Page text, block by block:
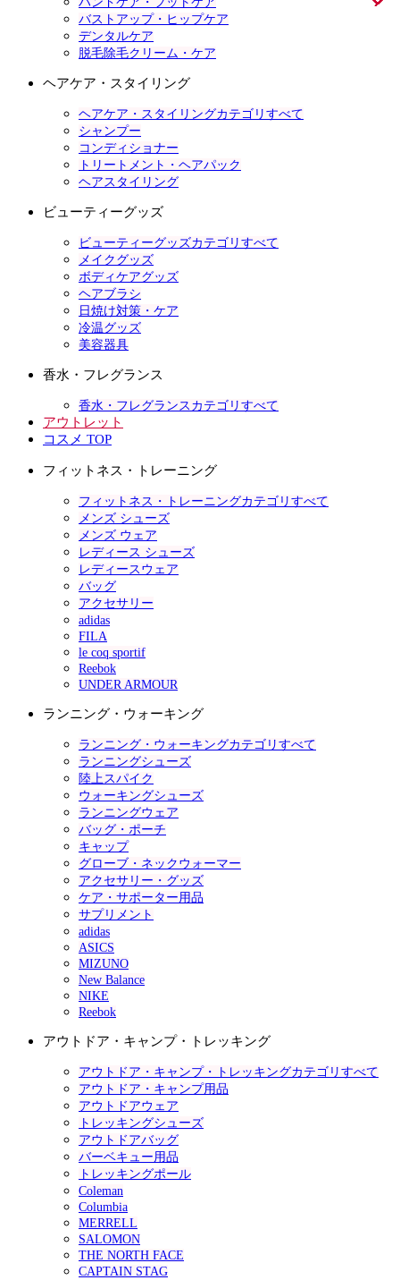
バストアップ・ヒップケア
デンタルケア
脱毛除毛クリーム・ケア
ヘアケア・スタイリング
ヘアケア・スタイリングカテゴリすべて
シャンプー
コンディショナー
トリートメント・ヘアパック
ヘアスタイリング
ビューティーグッズ
ビューティーグッズカテゴリすべて
メイクグッズ
ボディケアグッズ
ヘアブラシ
日焼け対策・ケア
冷温グッズ
美容器具
香水・フレグランス
香水・フレグランスカテゴリすべて
アウトレット
コスメ TOP
フィットネス・トレーニング
フィットネス・トレーニングカテゴリすべて
メンズ シューズ
メンズ ウェア
レディース シューズ
レディースウェア
バッグ
アクセサリー
adidas
FILA
le coq sportif
Reebok
UNDER ARMOUR
ランニング・ウォーキング
ランニング・ウォーキングカテゴリすべて
ランニングシューズ
陸上スパイク
ウォーキングシューズ
ランニングウェア
バッグ・ポーチ
キャップ
グローブ・ネックウォーマー
アクセサリー・グッズ
ケア・サポーター用品
サプリメント
adidas
ASICS
MIZUNO
New Balance
NIKE
Reebok
アウトドア・キャンプ・トレッキング
アウトドア・キャンプ・トレッキングカテゴリすべて
アウトドア・キャンプ用品
アウトドアウェア
トレッキングシューズ
アウトドアバッグ
バーベキュー用品
トレッキングポール
Coleman
Columbia
MERRELL
SALOMON
THE NORTH FACE
CAPTAIN STAG